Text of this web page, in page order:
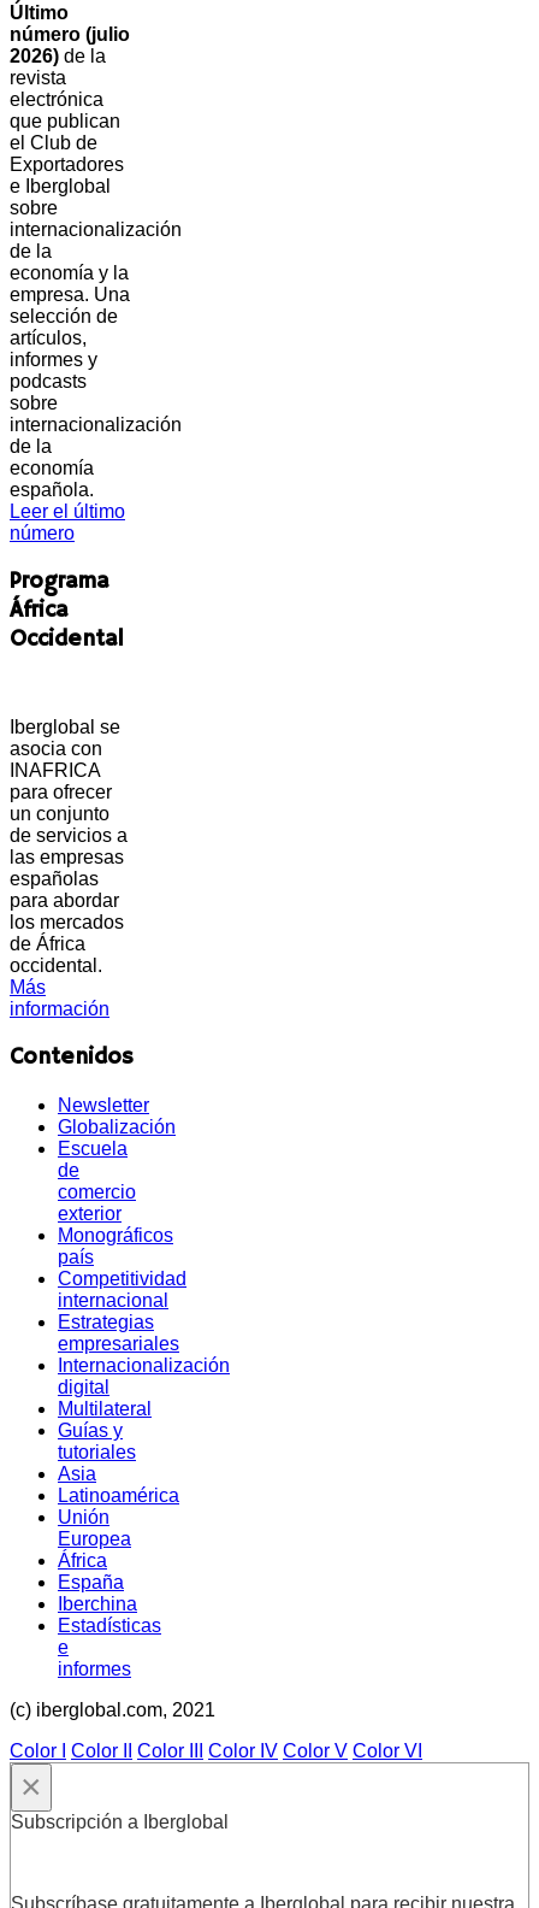
Último
número (julio
2026) de la
revista
electrónica
que publican
el Club de
Exportadores
e Iberglobal
sobre
internacionalización
de la
economía y la
empresa. Una
selección de
artículos,
informes y
podcasts
sobre
internacionalización
de la
economía
española.
Leer el último
número
Programa
África
Occidental
Iberglobal se
asocia con
INAFRICA
para ofrecer
un conjunto
de servicios a
las empresas
españolas
para abordar
los mercados
de África
occidental.
Más
información
Contenidos
Newsletter
Globalización
Escuela
de
comercio
exterior
Monográficos
país
Competitividad
internacional
Estrategias
empresariales
Internacionalización
digital
Multilateral
Guías y
tutoriales
Asia
Latinoamérica
Unión
Europea
África
España
Iberchina
Estadísticas
e
informes
(c) iberglobal.com, 2021
Color I
Color II Color III Color IV Color V Color VI
×
Subscripción a Iberglobal
Subscríbase gratuitamente a Iberglobal para recibir nuestra